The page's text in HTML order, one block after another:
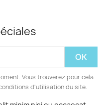
Vous trouverez pour cela
d'utilisation du site.